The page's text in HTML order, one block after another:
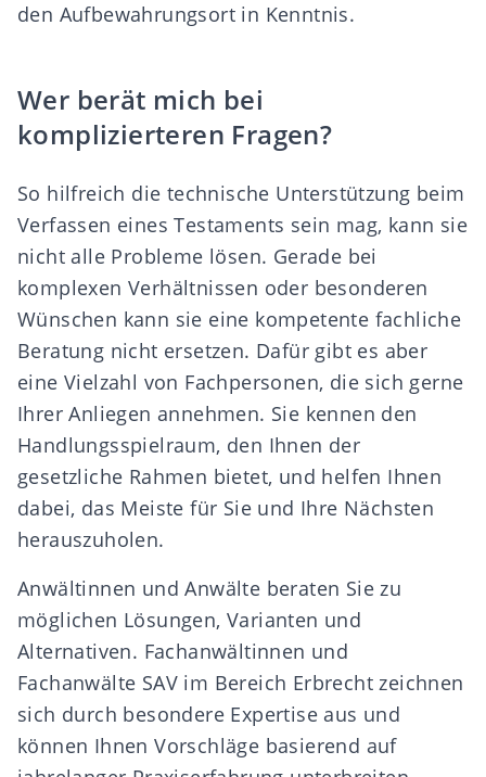
den Aufbewahrungsort in Kenntnis.
Wer berät mich bei
komplizierteren Fragen?
So hilfreich die technische Unterstützung beim
Verfassen eines Testaments sein mag, kann sie
nicht alle Probleme lösen. Gerade bei
komplexen Verhältnissen oder besonderen
Wünschen kann sie eine kompetente fachliche
Beratung nicht ersetzen. Dafür gibt es aber
eine Vielzahl von Fachpersonen, die sich gerne
Ihrer Anliegen annehmen. Sie kennen den
Handlungsspielraum, den Ihnen der
gesetzliche Rahmen bietet, und helfen Ihnen
dabei, das Meiste für Sie und Ihre Nächsten
herauszuholen.
Anwältinnen und Anwälte beraten Sie zu
möglichen Lösungen, Varianten und
Alternativen. Fachanwältinnen und
Fachanwälte SAV im Bereich Erbrecht zeichnen
sich durch besondere Expertise aus und
können Ihnen Vorschläge basierend auf